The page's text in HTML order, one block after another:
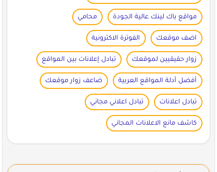
مواقع باك لينك عالية الجودة محامي
اضف موقعك الفوترة الاكترونية
زوار حقيقيين لموقعك تبادل إعلانات بين المواقع
أفضل أدلة المواقع العربية ضاعف زوار موقعك
تبادل اعلانات تبادل اعلاني مجاني
كاشف مانع الاعلانات المجاني